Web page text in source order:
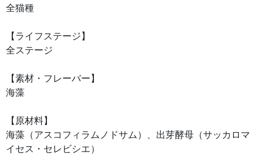
全猫種
【ライフステージ】
全ステージ
【素材・フレーバー】
海藻
【原材料】
海藻（アスコフィラムノドサム）、出芽酵母（サッカロマ
イセス・セレビシエ）